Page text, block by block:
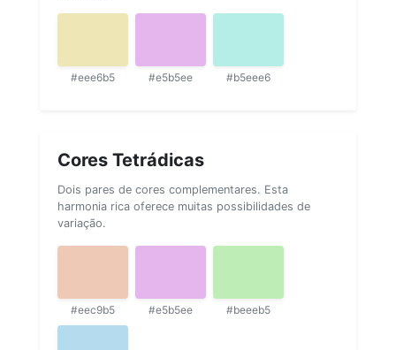
#eee6b5 #e5b5ee #b5eee6
Cores Tetrádicas
Dois pares de cores complementares. Esta
harmonia rica oferece muitas possibilidades de
variação.
#eec9b5 #e5b5ee #beeeb5